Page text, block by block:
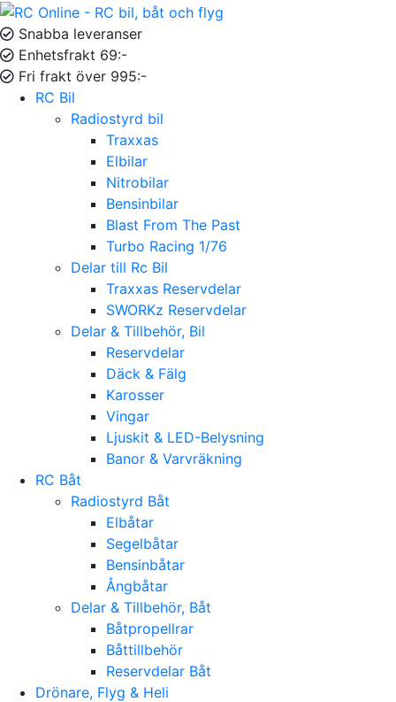
Snabba leveranser
Enhetsfrakt 69:-
Fri frakt över 995:-
RC Bil
Radiostyrd bil
Traxxas
Elbilar
Nitrobilar
Bensinbilar
Blast From The Past
Turbo Racing 1/76
Delar till Rc Bil
Traxxas Reservdelar
SWORKz Reservdelar
Delar & Tillbehör, Bil
Reservdelar
Däck & Fälg
Karosser
Vingar
Ljuskit & LED-Belysning
Banor & Varvräkning
RC Båt
Radiostyrd Båt
Elbåtar
Segelbåtar
Bensinbåtar
Ångbåtar
Delar & Tillbehör, Båt
Båtpropellrar
Båttillbehör
Reservdelar Båt
Drönare, Flyg & Heli